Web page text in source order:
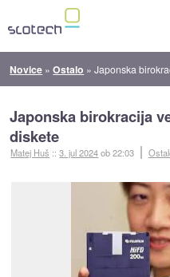
Novice »Ostalo »Japonska
Japonska birokracija
diskete
Matej Huš ::3. jul 2024ob 22:03